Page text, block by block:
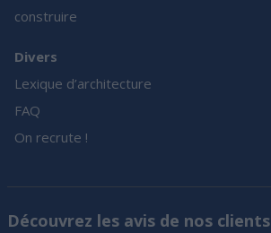
construire
Divers
Lexique d’architecture
FAQ
On recrute !
Découvrez les avis de nos clients